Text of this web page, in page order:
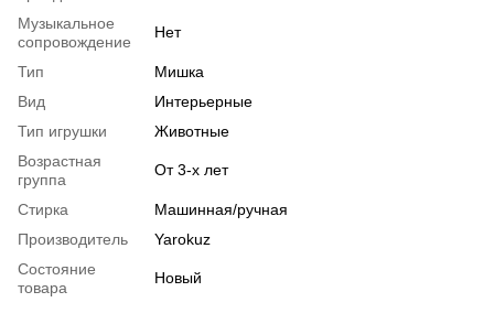
Музыкальное
сопровождение
Нет
Тип
Мишка
Вид
Интерьерные
Тип игрушки
Животные
Возрастная
группа
От 3-х лет
Стирка
Машинная/ручная
Производитель
Yarokuz
Состояние
товара
Новый